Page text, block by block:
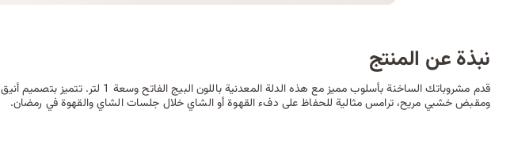
نبذة عن المنتج
قدم مشروباتك الساخنة بأسلوب مميز مع هذه الدلة المعدنية باللون البيج الفاتح وسعة 1 لتر. تتميز بتصميم أنيق
ومقبض خشبي مريح، ترامس مثالية للحفاظ على دفء القهوة أو الشاي خلال جلسات الشاي والقهوة في رمضان.